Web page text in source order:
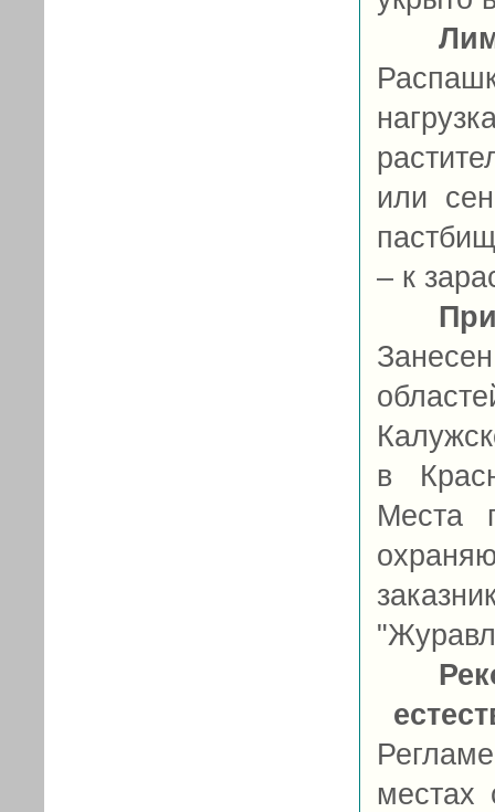
или
– к
в
Места
местах